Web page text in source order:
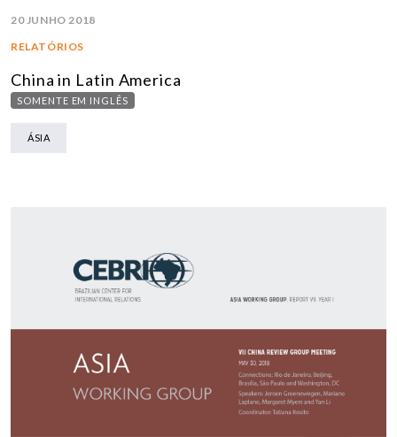
20 JUNHO 2018
RELATÓRIOS
China in Latin America
SOMENTE EM INGLÊS
ÁSIA